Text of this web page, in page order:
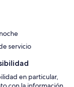
servicio
en particular,